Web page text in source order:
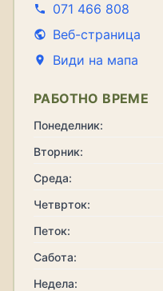
071 466 808
Веб-страница
Види на мапа
РАБОТНО ВРЕМЕ
Понеделник:
Вторник:
Среда:
Четврток:
Петок:
Сабота:
Недела: